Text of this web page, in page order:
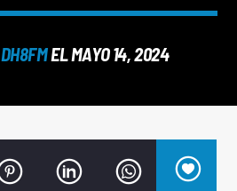
DH8FMEL MAYO 14, 2024